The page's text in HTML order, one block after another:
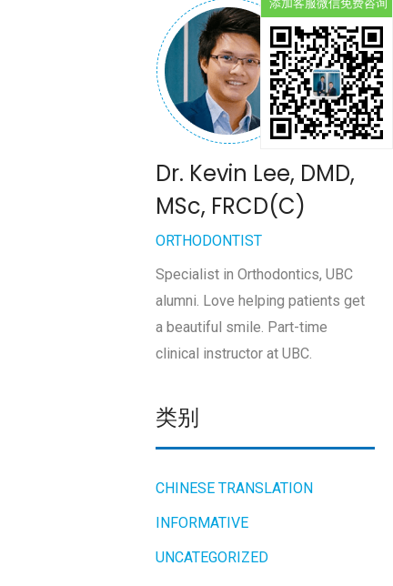
Dr. Kevin Lee, DMD,
MSc, FRCD(C)
ORTHODONTIST
Specialist in Orthodontics, UBC
alumni. Love helping patients get
a beautiful smile. Part-time
clinical instructor at UBC.
类别
CHINESE TRANSLATION
INFORMATIVE
UNCATEGORIZED